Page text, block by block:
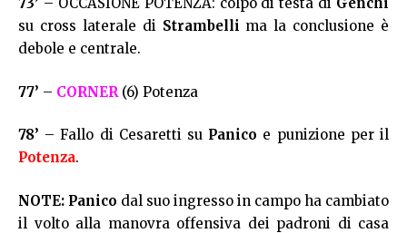
su cross laterale di Strambelli ma la conclusione è
debole e centrale.
77’ – CORNER (6) Potenza
78’ – Fallo di Cesaretti su Panico e punizione per il
Potenza.
NOTE: Panico dal suo ingresso in campo ha cambiato
il volto alla manovra offensiva dei padroni di casa